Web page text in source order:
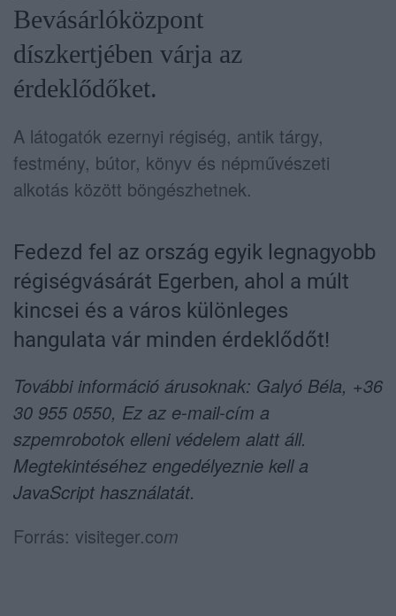
Bevásárlóközpont
díszkertjében várja az
érdeklődőket.
A látogatók ezernyi régiség, antik tárgy,
festmény, bútor, könyv és népművészeti
alkotás között böngészhetnek.
Fedezd fel az ország egyik legnagyobb
régiségvásárát Egerben, ahol a múlt
kincsei és a város különleges
hangulata vár minden érdeklődőt!
További információ árusoknak: Galyó Béla, +36
30 955 0550, Ez az e-mail-cím a
szpemrobotok elleni védelem alatt áll.
Megtekintéséhez engedélyeznie kell a
JavaScript használatát.
Forrás: visiteger.com